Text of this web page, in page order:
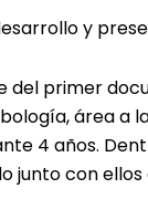
y
del primer
área a
4 años.
junto con